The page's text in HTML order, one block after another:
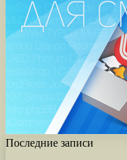
Последние записи